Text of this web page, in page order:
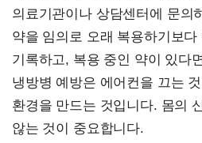
의료기관이나 상담센터에 문의
약을 임의로 오래 복용하기보다
기록하고, 복용 중인 약이 있다
냉방병 예방은 에어컨을 끄는
환경을 만드는 것입니다. 몸의
않는 것이 중요합니다.